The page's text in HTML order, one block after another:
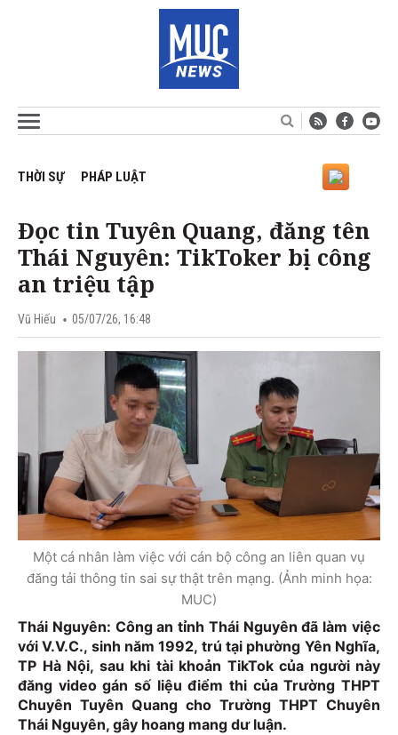
THỜI SỰ PHÁP LUẬT
Đọc tin Tuyên Quang, đăng tên
Thái Nguyên: TikToker bị công
an triệu tập
Vũ Hiếu 05/07/26, 16:48
Một cá nhân làm việc với cán bộ công an liên quan vụ
đăng tải thông tin sai sự thật trên mạng. (Ảnh minh họa:
MUC)
Thái Nguyên: Công an tỉnh Thái Nguyên đã làm việc
với V.V.C., sinh năm 1992, trú tại phường Yên Nghĩa,
TP Hà Nội, sau khi tài khoản TikTok của người này
đăng video gán số liệu điểm thi của Trường THPT
Chuyên Tuyên Quang cho Trường THPT Chuyên
Thái Nguyên, gây hoang mang dư luận.